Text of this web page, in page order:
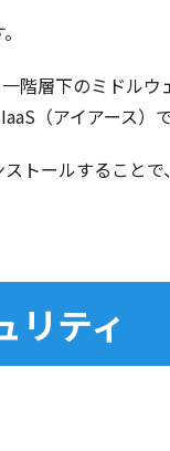
階層下のミドル
（アイアース）で
トールすることで、
リティ